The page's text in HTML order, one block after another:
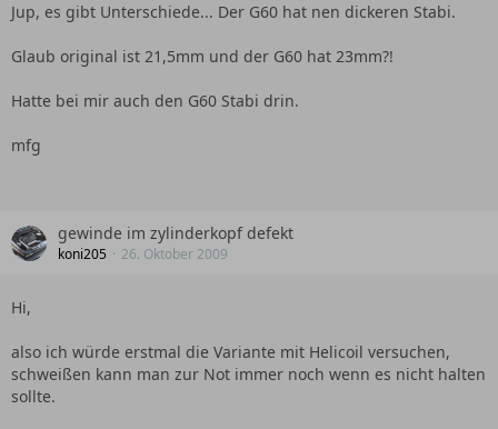
Jup, es gibt Unterschiede... Der G60 hat nen dickeren Stabi.
Glaub original ist 21,5mm und der G60 hat 23mm?!
Hatte bei mir auch den G60 Stabi drin.
mfg
gewinde im zylinderkopf defekt
koni205 26. Oktober 2009
Hi,
also ich würde erstmal die Variante mit Helicoil versuchen,
schweißen kann man zur Not immer noch wenn es nicht halten
sollte.